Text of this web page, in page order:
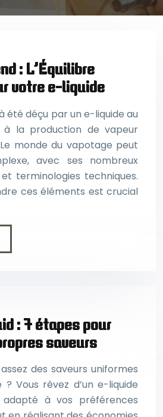
: L’Équilibre
votre e-liquide
été déçu par un e-liquide au
la production de vapeur
monde du vapotage peut
avec ses nombreux
terminologies techniques.
ces éléments est crucial
: 7 étapes pour
saveurs
des saveurs uniformes
Vous rêvez d’un e-liquide
à vos préférences